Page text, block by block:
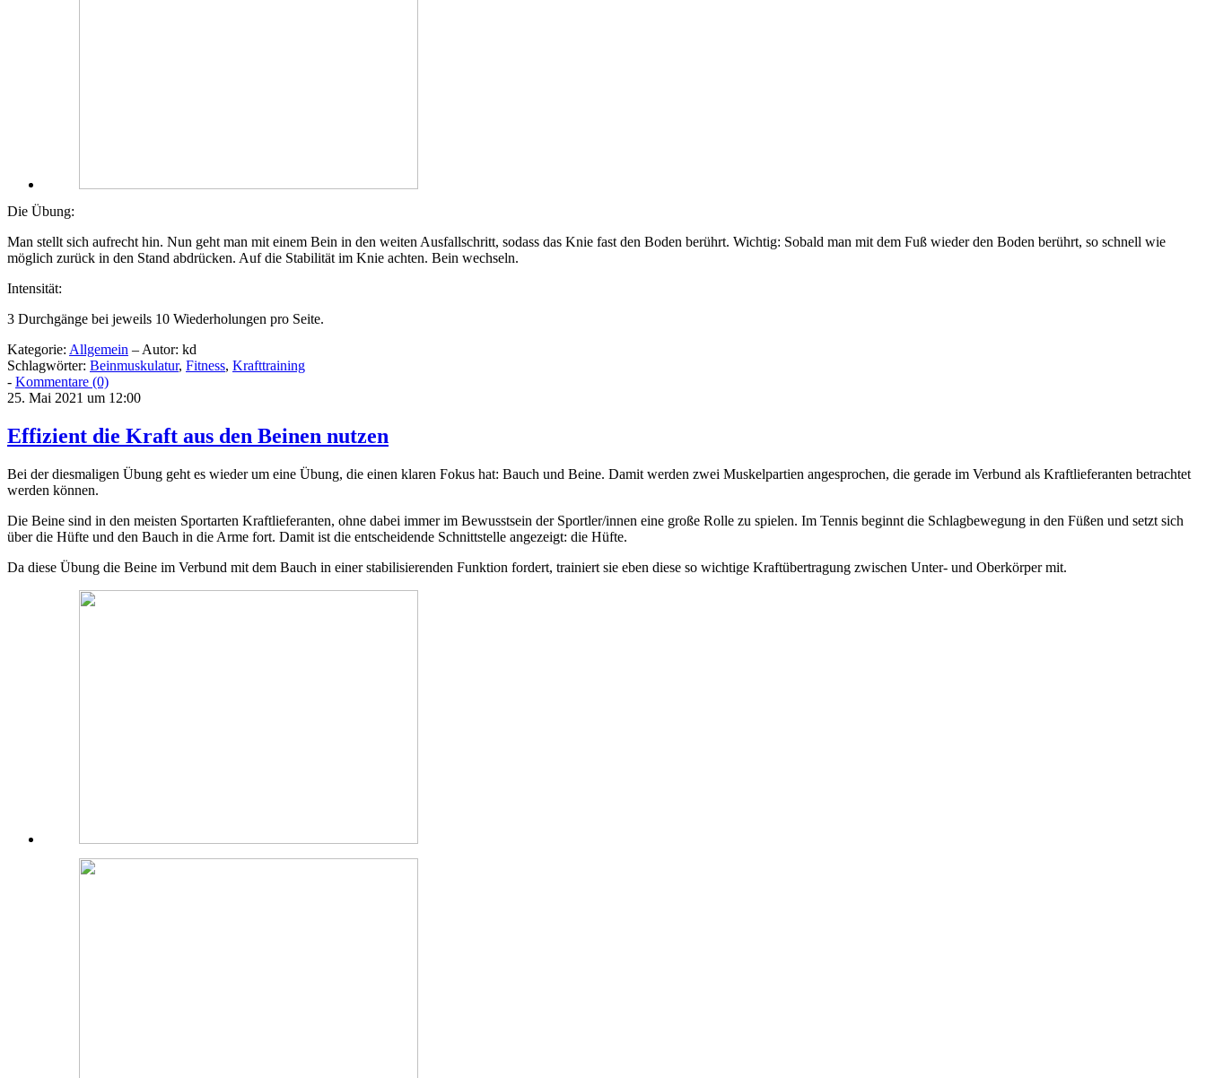
Die Übung:
Man stellt sich aufrecht hin. Nun geht man mit einem Bein in den weiten Ausfallschritt, sodass das Knie fast den Boden berührt. Wichtig: Sobald man mit dem Fuß wieder den Boden berührt, so schnell wie
möglich zurück in den Stand abdrücken. Auf die Stabilität im Knie achten. Bein wechseln.
Intensität:
3 Durchgänge bei jeweils 10 Wiederholungen pro Seite.
Kategorie: Allgemein – Autor: kd
Schlagwörter: Beinmuskulatur, Fitness, Krafttraining
- Kommentare (0)
25. Mai 2021 um 12:00
Effizient die Kraft aus den Beinen nutzen
Bei der diesmaligen Übung geht es wieder um eine Übung, die einen klaren Fokus hat: Bauch und Beine. Damit werden zwei Muskelpartien angesprochen, die gerade im Verbund als Kraftlieferanten betrachtet
werden können.
Die Beine sind in den meisten Sportarten Kraftlieferanten, ohne dabei immer im Bewusstsein der Sportler/innen eine große Rolle zu spielen. Im Tennis beginnt die Schlagbewegung in den Füßen und setzt sich
über die Hüfte und den Bauch in die Arme fort. Damit ist die entscheidende Schnittstelle angezeigt: die Hüfte.
Da diese Übung die Beine im Verbund mit dem Bauch in einer stabilisierenden Funktion fordert, trainiert sie eben diese so wichtige Kraftübertragung zwischen Unter- und Oberkörper mit.